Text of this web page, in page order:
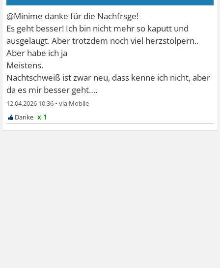
@Minime danke für die Nachfrsge!
Es geht besser! Ich bin nicht mehr so kaputt und
ausgelaugt. Aber trotzdem noch viel herzstolpern..
Aber habe ich ja
Meistens.
Nachtschweiß ist zwar neu, dass kenne ich nicht, aber
da es mir besser geht….
12.04.2026 10:36 •
x 1